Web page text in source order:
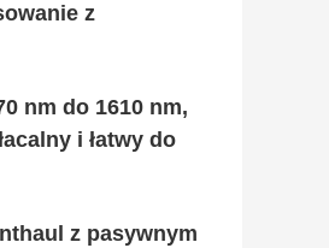
z
nm do 1610 nm,
i łatwy do
z pasywnym